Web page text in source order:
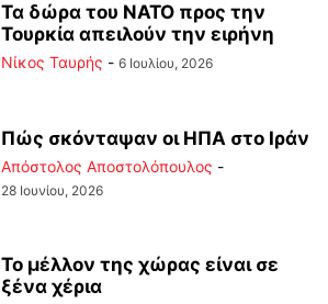
Τα δώρα του ΝΑΤΟ προς την
Τουρκία απειλούν την ειρήνη
Νίκος Ταυρής - 6 Ιουλίου, 2026
Πώς σκόνταψαν οι ΗΠΑ στο Ιράν
Απόστολος Αποστολόπουλος -
28 Ιουνίου, 2026
Το μέλλον της χώρας είναι σε
ξένα χέρια